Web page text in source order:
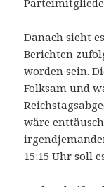
Danach sieht
Berichten
worden sein.
Folksam und
wäre
15:15 Uhr soll